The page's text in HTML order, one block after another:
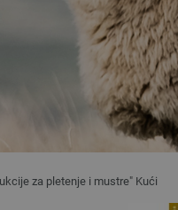
za pletenje i mustre" Kući